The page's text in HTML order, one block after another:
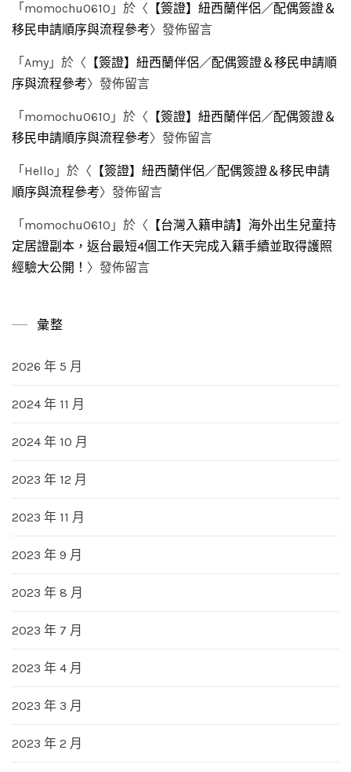
「 momochu0610 」於〈 【簽證】紐西蘭伴侶／配偶簽證＆
移民申請順序與流程參考〉發佈留言
「 Amy 」於〈 【簽證】紐西蘭伴侶／配偶簽證＆移民申請順
序與流程參考〉發佈留言
「 momochu0610 」於〈 【簽證】紐西蘭伴侶／配偶簽證＆
移民申請順序與流程參考〉發佈留言
「 Hello 」於〈 【簽證】紐西蘭伴侶／配偶簽證＆移民申請
順序與流程參考〉發佈留言
「 momochu0610 」於〈 【台灣入籍申請】海外出生兒童持
定居證副本，返台最短4個工作天完成入籍手續並取得護照
經驗大公開！ 〉發佈留言
彙整
2026 年 5 月
2024 年 11 月
2024 年 10 月
2023 年 12 月
2023 年 11 月
2023 年 9 月
2023 年 8 月
2023 年 7 月
2023 年 4 月
2023 年 3 月
2023 年 2 月